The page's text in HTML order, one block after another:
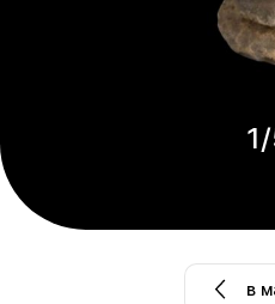
в
1/